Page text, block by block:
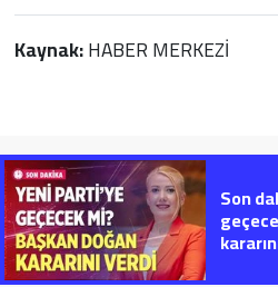
Kaynak:HABER MERKEZİ
Son